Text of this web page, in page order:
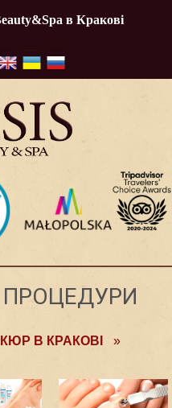
ПРОЦЕДУРИ
В КРАКОВІ
»
в Кракові